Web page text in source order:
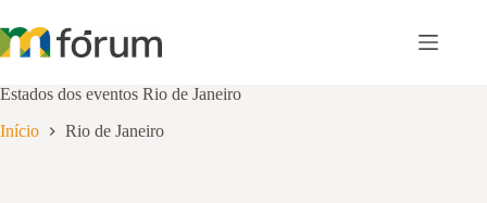
para
o
Estados dos eventos Rio de Janeiro
Início Rio de Janeiro